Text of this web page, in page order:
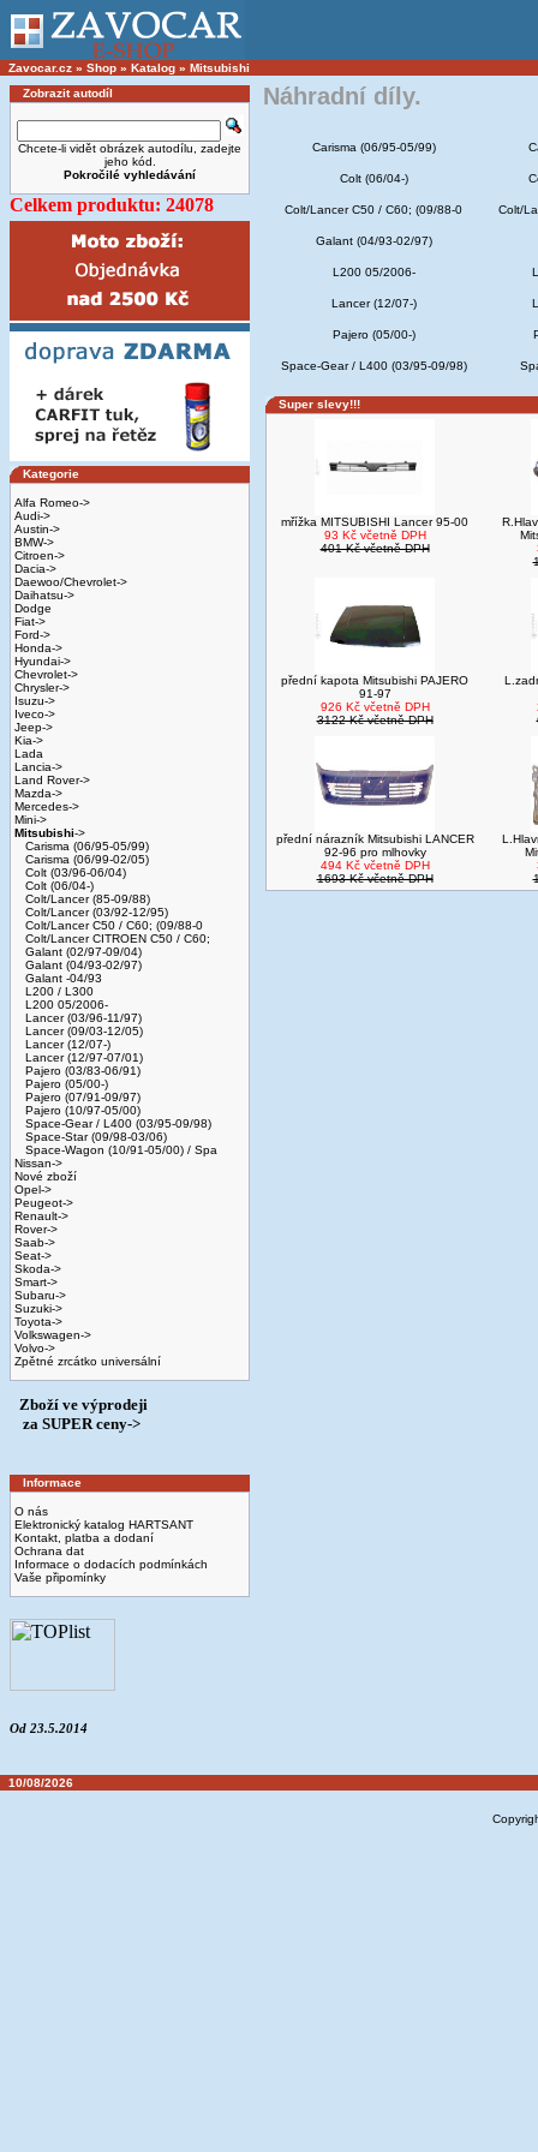
Zavocar.cz » Shop » Katalog » Mitsubishi
Zobrazit autodíl
Chcete-li vidět obrázek autodílu, zadejte
jeho kód.
Pokročilé vyhledávání
Celkem produktu: 24078
Kategorie
Alfa Romeo->
Audi->
Austin->
BMW->
Citroen->
Dacia->
Daewoo/Chevrolet->
Daihatsu->
Dodge
Fiat->
Ford->
Honda->
Hyundai->
Chevrolet->
Chrysler->
Isuzu->
Iveco->
Jeep->
Kia->
Lada
Lancia->
Land Rover->
Mazda->
Mercedes->
Mini->
Mitsubishi->
Carisma (06/95-05/99)
Carisma (06/99-02/05)
Colt (03/96-06/04)
Colt (06/04-)
Colt/Lancer (85-09/88)
Colt/Lancer (03/92-12/95)
Colt/Lancer C50 / C60; (09/88-0
Colt/Lancer CITROEN C50 / C60;
Galant (02/97-09/04)
Galant (04/93-02/97)
Galant -04/93
L200 / L300
L200 05/2006-
Lancer (03/96-11/97)
Lancer (09/03-12/05)
Lancer (12/07-)
Lancer (12/97-07/01)
Pajero (03/83-06/91)
Pajero (05/00-)
Pajero (07/91-09/97)
Pajero (10/97-05/00)
Space-Gear / L400 (03/95-09/98)
Space-Star (09/98-03/06)
Space-Wagon (10/91-05/00) / Spa
Nissan->
Nové zboží
Opel->
Peugeot->
Renault->
Rover->
Saab->
Seat->
Skoda->
Smart->
Subaru->
Suzuki->
Toyota->
Volkswagen->
Volvo->
Zpětné zrcátko universální
Zboží ve výprodeji
­ za SUPER ceny->
Informace
O nás
Elektronický katalog HARTSANT
Kontakt, platba a dodaní
Ochrana dat
Informace o dodacích podmínkách
Vaše připomínky
Od 23.5.2014
Náhradní díly.
Carisma (06/95-05/99)
Colt (06/04-)
Colt/Lancer C50 / C60; (09/88-0 Colt/
Galant (04/93-02/97)
L200 05/2006-
Lancer (12/07-)
Pajero (05/00-)
Space-Gear / L400 (03/95-09/98)
Super slevy!!!
mřížka MITSUBISHI Lancer 95-00
93 Kč včetně DPH
401 Kč včetně DPH
přední kapota Mitsubishi PAJERO
91-97
926 Kč včetně DPH
3122 Kč včetně DPH
přední nárazník Mitsubishi LANCER
92-96 pro mlhovky
494 Kč včetně DPH
1693 Kč včetně DPH
10/08/2026